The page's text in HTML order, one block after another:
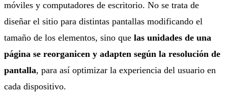
móviles y computadores de escritorio. No se trata de
diseñar el sitio para distintas pantallas modificando el
tamaño de los elementos, sino que las unidades de una
página se reorganicen y adapten según la resolución de
pantalla, para así optimizar la experiencia del usuario en
cada dispositivo.